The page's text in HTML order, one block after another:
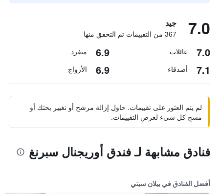
7.0 جيد
367 من التقييمات تم التحقق منها
7.0 عائلات 6.9 منفرد
7.1 أصدقاء 6.9 الأزواج
لم يتم العثور على تقييمات. حاول إزالة مرشح أو تغيير بحثك أو
مسح كل شيء لعرض التقييمات.
فنادق مشابهة لـ فندق أوريجنال سبرنغ
أفضل الفنادق في ييلان سيتي